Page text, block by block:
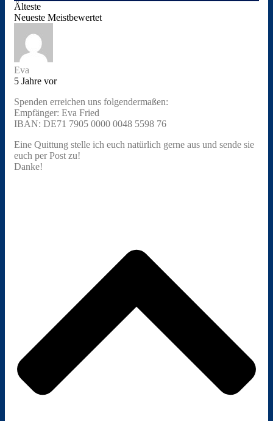
Älteste
Neueste Meistbewertet
Eva
5 Jahre vor
Spenden erreichen uns folgendermaßen:
Empfänger: Eva Fried
IBAN: DE71 7905 0000 0048 5598 76
Eine Quittung stelle ich euch natürlich gerne aus und sende sie
euch per Post zu!
Danke!